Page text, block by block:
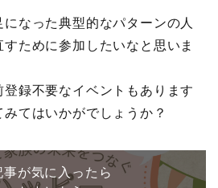
なった典型的なパターンの人
ために参加したいなと思いま
録不要なイベントもあります
てはいかがでしょうか？
事が気に入ったら